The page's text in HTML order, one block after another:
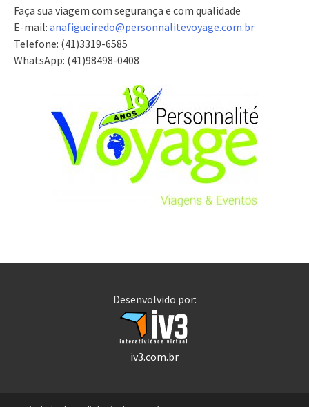
Faça sua viagem com segurança e com qualidade
E-mail: anafigueiredo@personnalitevoyage.com.br
Telefone: (41)3319-6585
WhatsApp: (41)98498-0408
Desenvolvido por:
iv3.com.br